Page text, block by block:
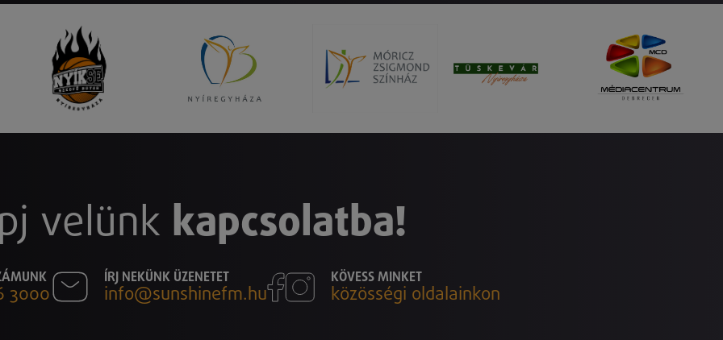
velünk kapcsolatba!
3000
ÍRJ NEKÜNK ÜZENETET
info@sunshinefm.hu
KÖVESS MINKET
közösségi oldalainkon